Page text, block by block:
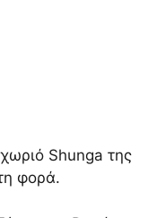
Shunga της
φορά.